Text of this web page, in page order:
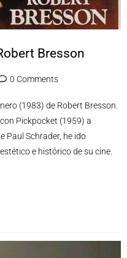
Bresson
0 Comments
(1983) de Robert Bresson.
Pickpocket (1959) a
Paul Schrader, he ido
e histórico de su cine.